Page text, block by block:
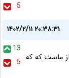
5
۱۴۰۲/۲/۱۱ ۲۰:۳۸:۳۱
13
5 ماست که که